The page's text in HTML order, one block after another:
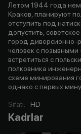
Летом 1944 года
Краков, планируют
отступить под
допустить,
город диверсионно-
человек с
встретиться с
полковника
схеме минирования
однако с первых
Sifati: HD
Kadrlar